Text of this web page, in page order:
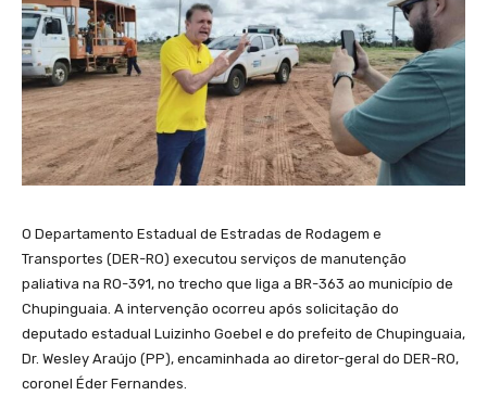
O Departamento Estadual de Estradas de Rodagem e
Transportes (DER-RO) executou serviços de manutenção
paliativa na RO-391, no trecho que liga a BR-363 ao município de
Chupinguaia. A intervenção ocorreu após solicitação do
deputado estadual Luizinho Goebel e do prefeito de Chupinguaia,
Dr. Wesley Araújo (PP), encaminhada ao diretor-geral do DER-RO,
coronel Éder Fernandes.